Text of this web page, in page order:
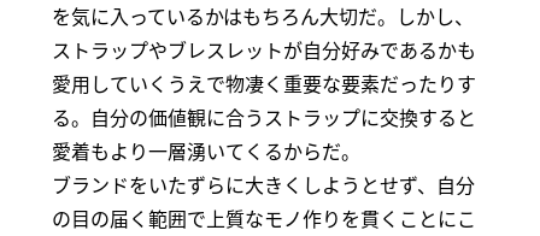
を気に入っているかはもちろん大切だ。しかし、
ストラップやブレスレットが自分好みであるかも
愛用していくうえで物凄く重要な要素だったりす
る。自分の価値観に合うストラップに交換すると
愛着もより一層湧いてくるからだ。
ブランドをいたずらに大きくしようとせず、自分
の目の届く範囲で上質なモノ作りを貫くことにこ